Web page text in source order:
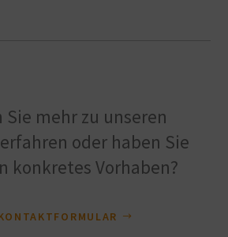
Sie mehr zu unseren
oder haben Sie
konkretes Vorhaben?